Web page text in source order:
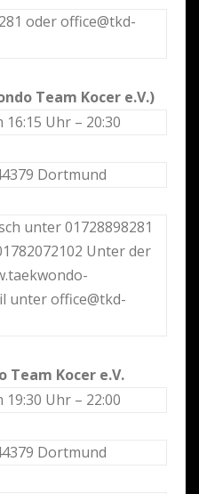
oder office@tkd-
Team Kocer e.V.)
Uhr – 20:30
Dortmund
unter 01728898281
Unter der
unter office@tkd-
Team Kocer e.V.
Uhr – 22:00
Dortmund